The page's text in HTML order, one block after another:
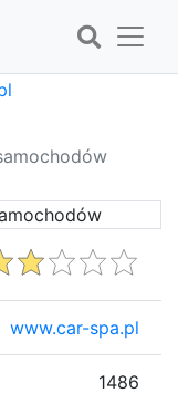
www.car-spa.pl
1486